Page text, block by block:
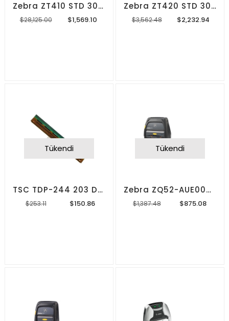
Zebra ZT410 STD 300 dpi Barkod Yazıcı
$1,569.10
$28,125.00
Zebra ZT420 STD 300 dpi Barkod Yazıcı
$2,232.94
$3,562.48
Tükendi
TSC TDP-244 203 Dpi Termal Kafa
$150.86
$253.11
Tükendi
Zebra ZQ52-AUE000E-00 Mobil Yazıcı ve Power Supply
$875.08
$1,387.48